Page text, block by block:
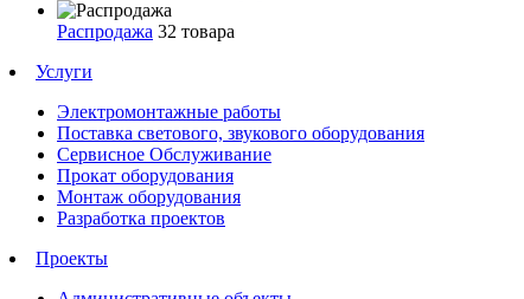
Распродажа 32 товара
Услуги
Электромонтажные работы
Поставка светового, звукового оборудования
Сервисное Обслуживание
Прокат оборудования
Монтаж оборудования
Разработка проектов
Проекты